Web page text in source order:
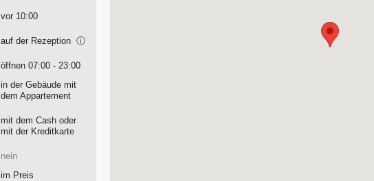
vor 10:00
auf der Rezeption ⓘ
öffnen 07:00 - 23:00
in der Gebäude mit
dem Appartement
mit dem Cash oder
mit der Kreditkarte
nein
im Preis